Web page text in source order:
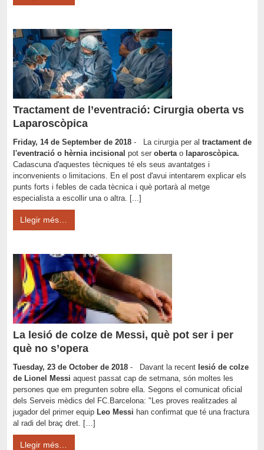
Tractament de l’eventració: Cirurgia oberta vs
Laparoscòpica
Friday, 14 de September de 2018- La cirurgia per al tractament de
l'eventració o hèrnia incisional pot ser obertao laparoscòpica.
Cadascuna d'aquestes tècniques té els seus avantatges i
inconvenients o limitacions. En el post d'avui intentarem explicar els
punts forts i febles de cada tècnica i què portarà al metge
especialista a escollir una o altra. [...]
Llegir més…
La lesió de colze de Messi, què pot ser i per
què no s’opera
Tuesday, 23 de October de 2018- Davant la recent lesió de colze
de Lionel Messi aquest passat cap de setmana, són moltes les
persones que em pregunten sobre ella. Segons el comunicat oficial
dels Serveis mèdics del FC.Barcelona: "Les proves realitzades al
jugador del primer equip Leo Messi han confirmat que té una fractura
al radi del braç dret. […]
Llegir més…